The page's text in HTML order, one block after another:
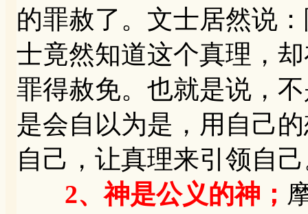
的罪赦了。文士居然说
士竟然知道这个真理，
罪得赦免。也就是说，
是会自以为是，用自己
自己，让真理来引领自
2、神是公义的神；